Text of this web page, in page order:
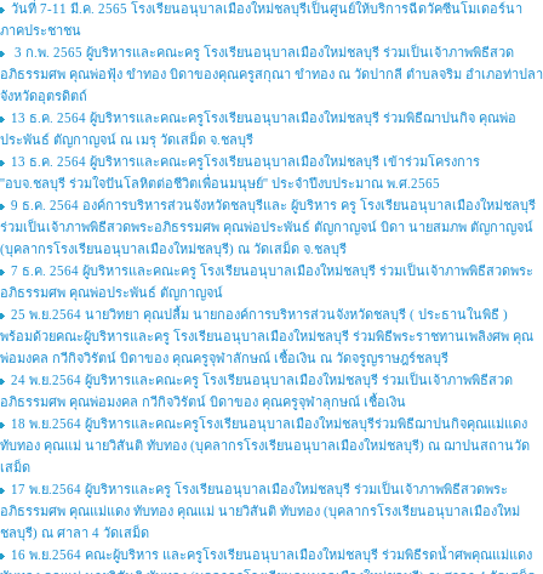
วันที่ 7-11 มี.ค. 2565 โรงเรียนอนุบาลเมืองใหม่ชลบุรีเป็นศูนย์ให้บริการฉีดวัคซีนโมเดอร์นา
ภาคประชาชน
3 ก.พ. 2565 ผู้บริหารและคณะครู โรงเรียนอนุบาลเมืองใหม่ชลบุรี ร่วมเป็นเจ้าภาพพิธีสวด
อภิธรรมศพ คุณพ่อฟุ้ง ขำทอง บิดาของคุณครูสกุณา ขำทอง ณ วัดปากลี ตำบลจริม อำเภอท่าปลา
จังหวัดอุตรดิตถ์
13 ธ.ค. 2564 ผู้บริหารและคณะครูโรงเรียนอนุบาลเมืองใหม่ชลบุรี ร่วมพิธีฌาปนกิจ คุณพ่อ
ประพันธ์ ตัญกาญจน์ ณ เมรุ วัดเสม็ด จ.ชลบุรี
13 ธ.ค. 2564 ผู้บริหารและคณะครูโรงเรียนอนุบาลเมืองใหม่ชลบุรี เข้าร่วมโครงการ
''อบจ.ชลบุรี ร่วมใจปันโลหิตต่อชีวิตเพื่อนมนุษย์'' ประจำปีงบประมาณ พ.ศ.2565
9 ธ.ค. 2564 องค์การบริหารส่วนจังหวัดชลบุรีและ ผู้บริหาร ครู โรงเรียนอนุบาลเมืองใหม่ชลบุรี
ร่วมเป็นเจ้าภาพพิธีสวดพระอภิธรรมศพ คุณพ่อประพันธ์ ตัญกาญจน์ บิดา นายสมภพ ตัญกาญจน์
(บุคลากรโรงเรียนอนุบาลเมืองใหม่ชลบุรี) ณ วัดเสม็ด จ.ชลบุรี
7 ธ.ค. 2564 ผู้บริหารและคณะครู โรงเรียนอนุบาลเมืองใหม่ชลบุรี ร่วมเป็นเจ้าภาพพิธีสวดพระ
อภิธรรมศพ คุณพ่อประพันธ์ ตัญกาญจน์
25 พ.ย.2564 นายวิทยา คุณปลื้ม นายกองค์การบริหารส่วนจังหวัดชลบุรี ( ประธานในพิธี )
พร้อมด้วยคณะผู้บริหารและครู โรงเรียนอนุบาลเมืองใหม่ชลบุรี ร่วมพิธีพระราชทานเพลิงศพ คุณ
พ่อมงคล กวีกิจวิรัตน์ บิดาของ คุณครูจุฬาลักษณ์ เชื้อเงิน ณ วัดจรูญราษฎร์ชลบุรี
24 พ.ย.2564 ผู้บริหารและคณะครู โรงเรียนอนุบาลเมืองใหม่ชลบุรี ร่วมเป็นเจ้าภาพพิธีสวด
อภิธรรมศพ คุณพ่อมงคล กวีกิจวิรัตน์ บิดาของ คุณครูจุฬาลุกษณ์ เชื้อเงิน
18 พ.ย.2564 ผู้บริหารและคณะครูโรงเรียนอนุบาลเมืองใหม่ชลบุรีร่วมพิธีฌาปนกิจคุณแม่แดง
ทับทอง คุณแม่ นายวิสันติ ทับทอง (บุคลากรโรงเรียนอนุบาลเมืองใหม่ชลบุรี) ณ ฌาปนสถานวัด
เสม็ด
17 พ.ย.2564 ผู้บริหารและครู โรงเรียนอนุบาลเมืองใหม่ชลบุรี ร่วมเป็นเจ้าภาพพิธีสวดพระ
อภิธรรมศพ คุณแม่แดง ทับทอง คุณแม่ นายวิสันติ ทับทอง (บุคลากรโรงเรียนอนุบาลเมืองใหม่
ชลบุรี) ณ ศาลา 4 วัดเสม็ด
16 พ.ย.2564 คณะผู้บริหาร และครูโรงเรียนอนุบาลเมืองใหม่ชลบุรี ร่วมพิธีรดน้ำศพคุณแม่แดง